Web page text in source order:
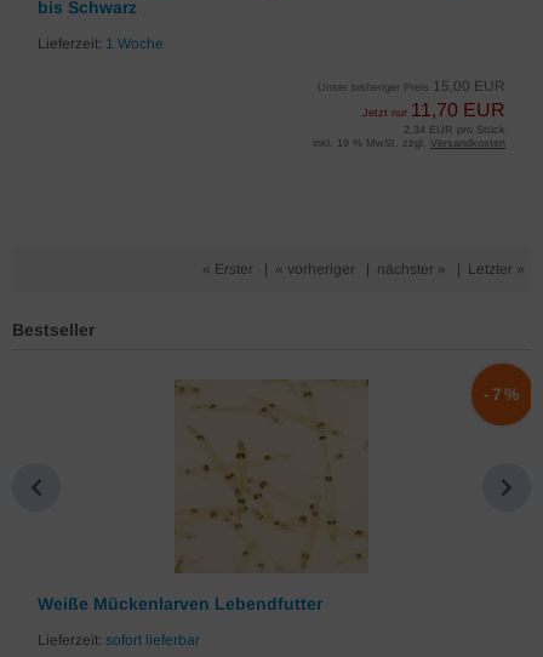
bis Schwarz
Lieferzeit: 1 Woche
Unser bisheriger Preis 15,00 EUR
Jetzt nur 11,70 EUR
2,34 EUR pro Stück
inkl. 19 % MwSt. zzgl. Versandkosten
« Erster « vorheriger nächster » Letzter »
Bestseller
Weiße Mückenlarven Lebendfutter
Lieferzeit: sofort lieferbar
-7%